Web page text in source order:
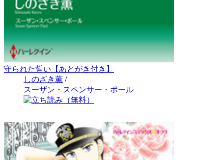
守られた誓い【あとがき付き】
しのざき薫 /
スーザン・スペンサー・ポール